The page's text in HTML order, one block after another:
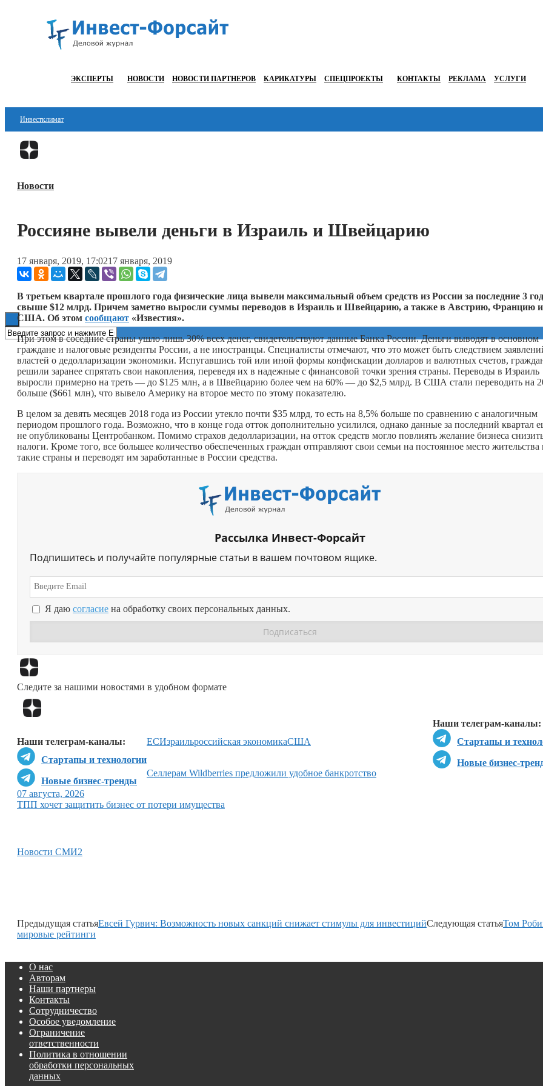
ЭКСПЕРТЫ НОВОСТИ НОВОСТИ ПАРТНЕРОВ КАРИКАТУРЫ СПЕЦПРОЕКТЫ КОНТАКТЫ РЕКЛАМА УСЛУГИ
Инвестклимат
Финансы
Блокчейн
ESG
Новости
Россияне вывели деньги в Израиль и Швейцарию
17 января, 2019, 17:0217 января, 2019
В третьем квартале прошлого года физические лица вывели максимальный объем средств из России за последние 3
свыше $12 млрд. Причем заметно выросли суммы переводов в Израиль и Швейцарию, а также в Австрию, Францию и
США. Об этом сообщают «Известия».
При этом в соседние страны ушло лишь 30% всех денег, свидетельствуют данные Банка России. Деньги выводят в основном
граждане и налоговые резиденты России, а не иностранцы. Специалисты отмечают, что это может быть следствием
властей о дедолларизации экономики. Испугавшись той или иной формы конфискации долларов и валютных счетов,
решили заранее спрятать свои накопления, переведя их в надежные с финансовой точки зрения страны. Переводы в Израиль
выросли примерно на треть — до $125 млн, а в Швейцарию более чем на 60% — до $2,5 млрд. В США стали переводить на
больше ($661 млн), что вывело Америку на второе место по этому показателю.
В целом за девять месяцев 2018 года из России утекло почти $35 млрд, то есть на 8,5% больше по сравнению с аналогичным
периодом прошлого года. Возможно, что в конце года отток дополнительно усилился, однако данные за последний квартал
не опубликованы Центробанком. Помимо страхов дедолларизации, на отток средств могло повлиять желание бизнеса
налоги. Кроме того, все большее количество обеспеченных граждан отправляют свои семьи на постоянное место жительства
такие страны и переводят им заработанные в России средства.
Рассылка Инвест-Форсайт
Подпишитесь и получайте популярные статьи в вашем почтовом ящике.
Я даю согласие на обработку своих персональных данных.
Следите за нашими новостями в удобном формате
Наши телеграм-каналы:
Стартапы и
Новые бизнес-
Наши телеграм-каналы:
Стартапы и технологии
Новые бизнес-тренды
ЕСИзраильроссийская экономикаСША
Селлерам Wildberries предложили удобное банкротство
07 августа, 2026
ТПП хочет защитить бизнес от потери имущества
Новости СМИ2
Предыдущая статьяЕвсей Гурвич: Возможность новых санкций снижает стимулы для инвестицийСледующая статьяТом
мировые рейтинги
О нас
Авторам
Наши партнеры
Контакты
Сотрудничество
Особое уведомление
Ограничение
ответственности
Политика в отношении
обработки персональных
данных